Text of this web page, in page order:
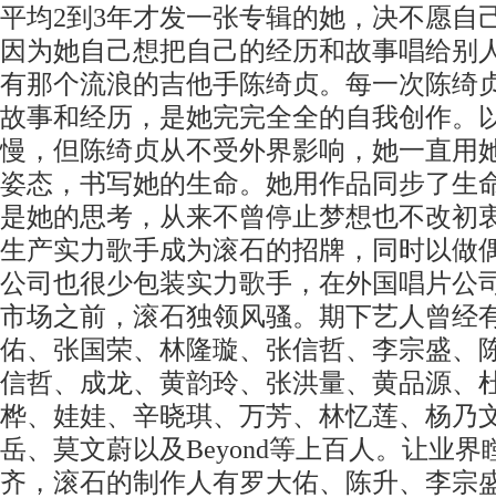
平均2到3年才发一张专辑的她，决不愿自
因为她自己想把自己的经历和故事唱给别
有那个流浪的吉他手陈绮贞。每一次陈绮
故事和经历，是她完完全全的自我创作。
慢，但陈绮贞从不受外界影响，她一直用
姿态，书写她的生命。她用作品同步了生
是她的思考，从来不曾停止梦想也不改初
生产实力歌手成为滚石的招牌，同时以做
公司也很少包装实力歌手，在外国唱片公
市场之前，滚石独领风骚。期下艺人曾经
佑、张国荣、林隆璇、张信哲、李宗盛、
信哲、成龙、黄韵玲、张洪量、黄品源、
桦、娃娃、辛晓琪、万芳、林忆莲、杨乃
岳、莫文蔚以及Beyond等上百人。让业
齐，滚石的制作人有罗大佑、陈升、李宗